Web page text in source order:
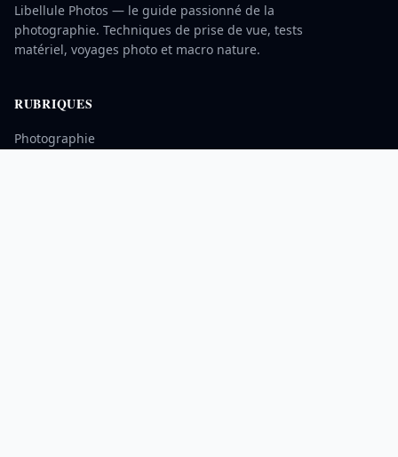
Libellule Photos — le guide passionné de la
photographie. Techniques de prise de vue, tests
matériel, voyages photo et macro nature.
RUBRIQUES
Photographie